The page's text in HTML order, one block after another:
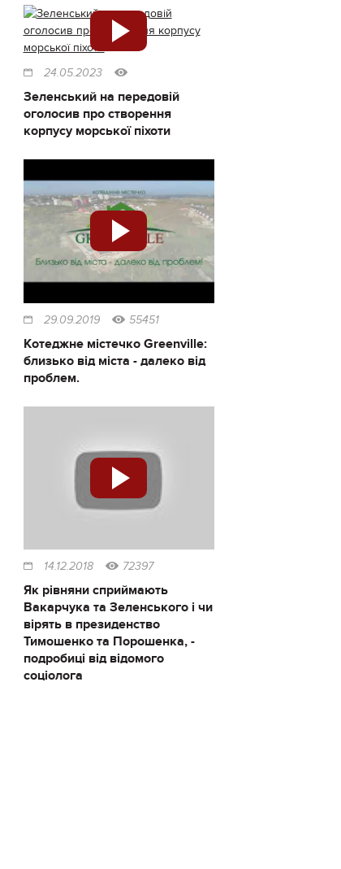
24.05.2023
Зеленський на передовій
оголосив про створення
корпусу морської піхоти
29.09.2019 55451
Котеджне містечко Greenville:
близько від міста - далеко від
проблем.
14.12.2018 72397
Як рівняни сприймають
Вакарчука та Зеленського і чи
вірять в президенство
Тимошенко та Порошенка, -
подробиці від відомого
соціолога